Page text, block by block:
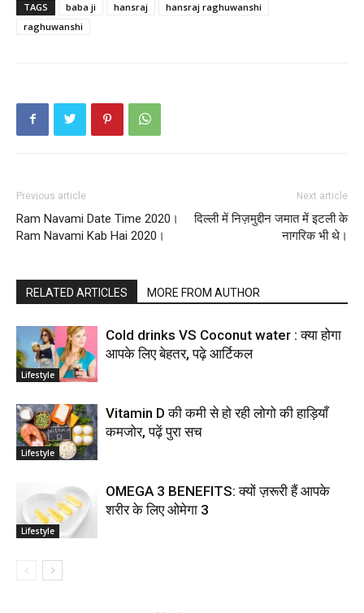
TAGS baba ji hansraj
hansraj raghuwanshi
raghuwanshi
Previous article
Ram Navami Date Time 2020।
Ram Navami Kab Hai 2020।
Next article
दिल्ली में निज़मुद्दीन जमात में इटली के
नागरिक भी थे।
RELATED ARTICLES MORE FROM AUTHOR
Lifestyle
Cold drinks VS Coconut water : क्या होगा
आपके लिए बेहतर, पढ़े आर्टिकल
Lifestyle
Vitamin D की कमी से हो रही लोगो की हाड़ियाँ
कमजोर, पढ़ें पुरा सच
Lifestyle
OMEGA 3 BENEFITS: क्यों ज़रूरी हैं आपके
शरीर के लिए ओमेगा 3